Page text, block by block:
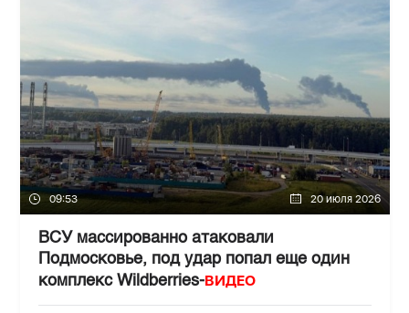
09:53 20 июля 2026
ВСУ массированно атаковали
Подмосковье, под удар попал еще один
комплекс Wildberries-ВИДЕО